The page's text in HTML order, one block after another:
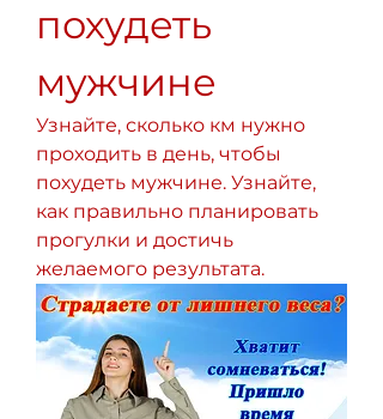
похудеть
мужчине
Узнайте, сколько км нужно
проходить в день, чтобы
похудеть мужчине. Узнайте,
как правильно планировать
прогулки и достичь
желаемого результата.